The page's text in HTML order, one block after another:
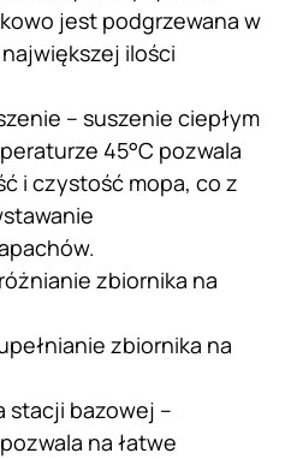
jest podgrzewana w
ilości
– suszenie ciepłym
45°C pozwala
i czystość mopa, co z
zbiornika na
zbiornika na
stacji bazowej –
na łatwe